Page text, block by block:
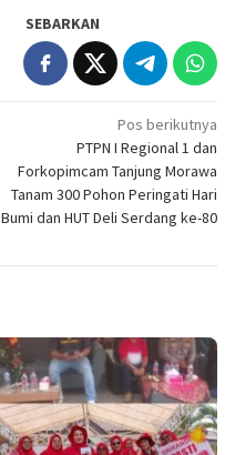
SEBARKAN
Pos berikutnya
PTPN I Regional 1 dan
Forkopimcam Tanjung Morawa
Tanam 300 Pohon Peringati Hari
Bumi dan HUT Deli Serdang ke-80